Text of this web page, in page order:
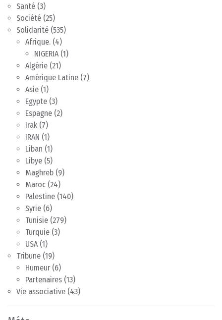
Santé (3)
Société (25)
Solidarité (535)
Afrique. (4)
NIGERIA(1)
Algérie (21)
Amérique Latine (7)
Asie (1)
Egypte (3)
Espagne (2)
Irak (7)
IRAN (1)
Liban (1)
Libye (5)
Maghreb (9)
Maroc (24)
Palestine (140)
Syrie (6)
Tunisie (279)
Turquie (3)
USA(1)
Tribune (19)
Humeur (6)
Partenaires (13)
Vie associative (43)